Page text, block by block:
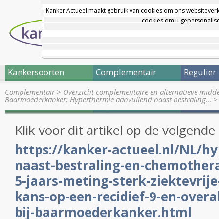
Kanker Actueel maakt gebruik van cookies om ons
cookies om u
Kankersoorten Complementair Regulier
Complementair> Overzicht complementaire en alternatieve
Baarmoederkanker: Hyperthermie aanvullend naast bestraling… >
Klik voor dit artikel op de
https://kanker-actueel.nl/NL/
naast-bestraling-en-
5-jaars-meting-sterk-
kans-op-een-recidief-9-en-
bij-baarmoederkanker.html